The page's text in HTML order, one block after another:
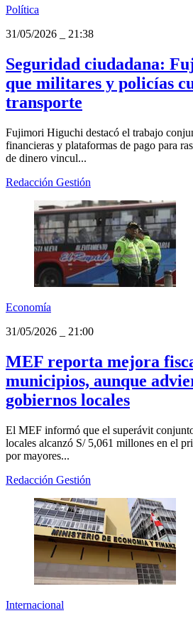
Política
31/05/2026
21:38
Seguridad ciudadana:
que militares y policías
transporte
Fujimori Higuchi destacó el trabajo
financieras y plataformas de pago para
de dinero vincul...
Redacción Gestión
Economía
31/05/2026
21:00
MEF reporta mejora
municipios, aunque
gobiernos locales
El MEF informó que el superávit
locales alcanzó S/ 5,061 millones en el
por mayores...
Redacción Gestión
Internacional